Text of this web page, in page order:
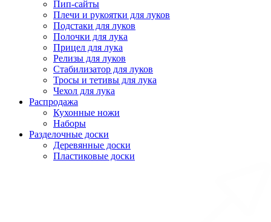
Пип-сайты
Плечи и рукоятки для луков
Подстаки для луков
Полочки для лука
Прицел для лука
Релизы для луков
Стабилизатор для луков
Тросы и тетивы для лука
Чехол для лука
Распродажа
Кухонные ножи
Наборы
Разделочные доски
Деревянные доски
Пластиковые доски